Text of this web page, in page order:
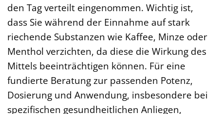
den Tag verteilt eingenommen. Wichtig ist,
dass Sie während der Einnahme auf stark
riechende Substanzen wie Kaffee, Minze oder
Menthol verzichten, da diese die Wirkung des
Mittels beeinträchtigen können. Für eine
fundierte Beratung zur passenden Potenz,
Dosierung und Anwendung, insbesondere bei
spezifischen gesundheitlichen Anliegen,